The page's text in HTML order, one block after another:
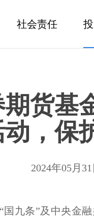
社会责任
期货
，保
2024年05月31
九条”及中央金